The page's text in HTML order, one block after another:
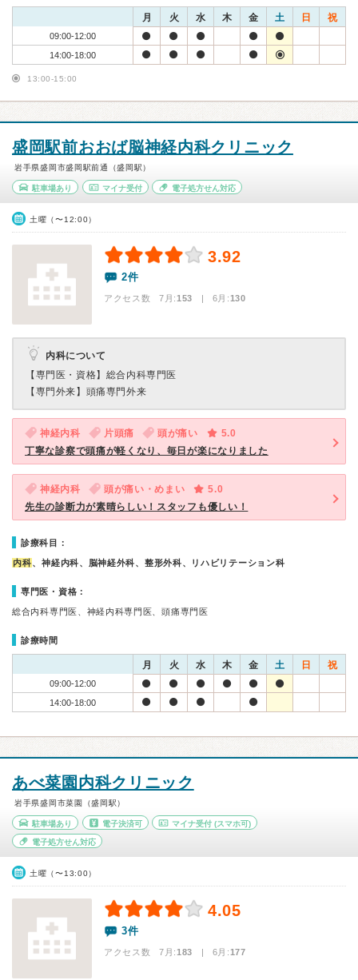
月 火 水 木 金 土 日 祝
09:00-12:00
14:00-18:00
13:00-15:00
盛岡駅前おおば脳神経内科クリニック
岩手県盛岡市盛岡駅前通（盛岡駅）
駐車場あり マイナ受付 電子処方せん対応
土曜（〜12:00）
3.92
2件
アクセス数 7月:153 | 6月:130
内科について
【専門医・資格】 総合内科専門医
【専門外来】 頭痛専門外来
神経内科 片頭痛 頭が痛い
5.0
丁寧な診察で頭痛が軽くなり、毎日が楽になりました
神経内科 頭が痛い・めまい
5.0
先生の診断力が素晴らしい！スタッフも優しい！
診療科目：
内科、神経内科、脳神経外科、整形外科、リハビリテーション科
専門医・資格：
総合内科専門医、神経内科専門医、頭痛専門医
診療時間
月 火 水 木 金 土 日 祝
09:00-12:00
14:00-18:00
あべ菜園内科クリニック
岩手県盛岡市菜園（盛岡駅）
駐車場あり 電子決済可 マイナ受付 (スマホ可)
電子処方せん対応
土曜（〜13:00）
4.05
3件
アクセス数 7月:183 | 6月:177